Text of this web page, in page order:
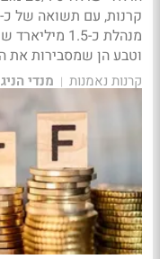
מנהלת כ-1.5
וטבע הן שמסבירות את
קרנות נאמנות | מנדי הניג